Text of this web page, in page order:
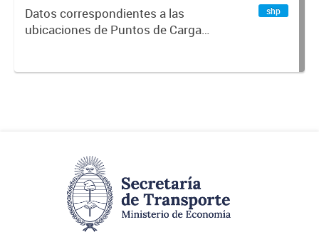
Datos correspondientes a las
ubicaciones de Puntos de Carga
shp